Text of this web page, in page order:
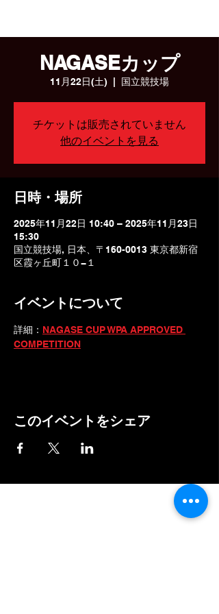
NAGASEカップ
11月22日(土) 国立競技場
チケットは販売されていません
他のイベントを見る
日時・場所
2025年11月22日 10:40 – 2025年11月23日
15:30
国立競技場, 日本、〒160-0013 東京都新宿
区霞ヶ丘町１０−１
イベントについて
詳細： NAGASE CUP WPA APPROVED
COMPETITION
このイベントをシェア